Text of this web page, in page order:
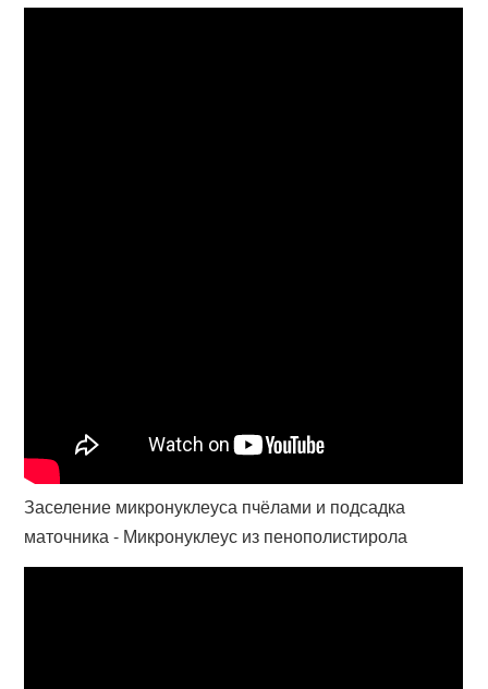
Заселение микронуклеуса пчёлами и подсадка
маточника - Микронуклеус из пенополистирола